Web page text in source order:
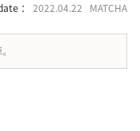
： 2022.04.22 MATCHA